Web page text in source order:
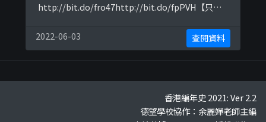
http://bit.do/fro47http://bit.do/fpPVH【只屬
底 旗下食店： 皇室①號囍臨門 富臨皇宮 富臨酒家
富臨漁港 囍臨門品牌 金皇廷囍宴 陶源酒家(鮑魚專
門店) 炑八韓烤 炑八Taste 炑八韓烤親子餐廳 富城
2022-06-03 查閱資料
香港編年史 2021: Ver 2.2
德望學校協作：余麗嬋老師主編